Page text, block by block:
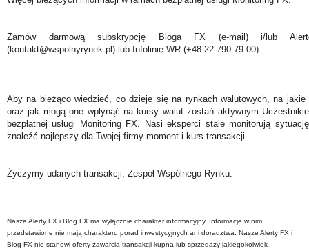
Zamów darmową subskrypcję Bloga FX (e-mail) i/lub
(kontakt@wspolnyrynek.pl) lub Infolinię WR (+48 22 790 79 00).
Aby na bieżąco wiedzieć, co dzieje się na rynkach walutowych, na
oraz jak mogą one wpłynąć na kursy walut zostań aktywnym
bezpłatnej usługi Monitoring FX. Nasi eksperci stale monitorują
znaleźć najlepszy dla Twojej firmy moment i kurs transakcji.
Życzymy udanych transakcji, Zespół Wspólnego Rynku.
Nasze Alerty FX i Blog FX ma wyłącznie charakter informacyjny. Informacje w nim
przedstawione nie mają charakteru porad inwestycyjnych ani doradztwa. Nasze Alerty FX i
Blog FX nie stanowi oferty zawarcia transakcji kupna lub sprzedaży jakiegokolwiek